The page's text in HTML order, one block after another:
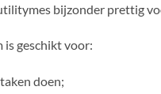
bijzonder prettig
geschikt voor:
doen;